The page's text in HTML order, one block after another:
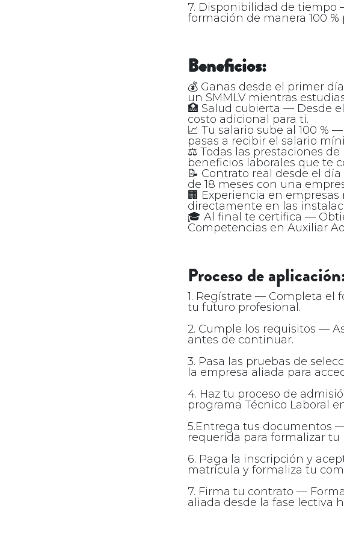
7. Disponibilidad de tiempo
formación de manera 100 %
Beneficios:
💰 Ganas desde el primer
un SMMLV mientras
🏥 Salud cubierta — Desde
costo adicional para ti.
📈 Tu salario sube al 100 %
pasas a recibir el salario
⚖️ Todas las prestaciones
beneficios laborales que te
📝 Contrato real desde el
de 18 meses con una
🏢 Experiencia en
directamente en las
🎓 Al final te certifica —
Competencias en Auxiliar
Proceso de
1. Regístrate — Completa el
tu futuro profesional.
2. Cumple los requisitos —
antes de continuar.
3. Pasa las pruebas de
la empresa aliada para
4. Haz tu proceso de
programa Técnico Laboral
5.Entrega tus documentos
requerida para formalizar tu
6. Paga la inscripción y
matrícula y formaliza tu
7. Firma tu contrato —
aliada desde la fase lectiva